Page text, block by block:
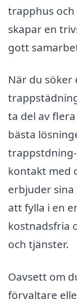
trapphus
skapar en
gott
När du
ta del av
bästa
kontakt med
erbjuder
att fylla i en
kostnadsfria
och tjänster.
Oavsett om
förvaltare